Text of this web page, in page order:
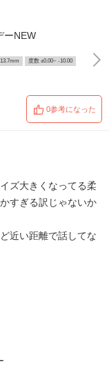
ーNEW
度数 ±0.00~ -10.00
0参考になった
ズ大きくなってる柔
すぎる訳じゃないか
近い距離で話してな